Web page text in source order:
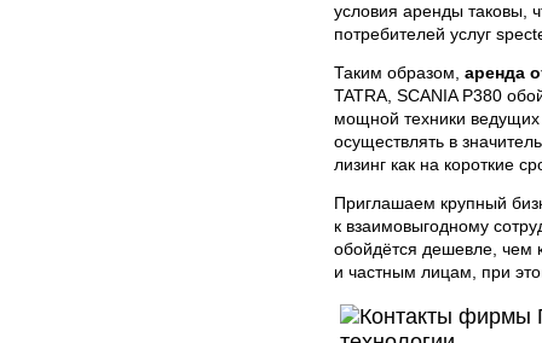
условия аренды таковы,
потребителей услуг
Таким образом, аренда
TATRA, SCANIA P380
мощной техники
осуществлять в
лизинг как на короткие
Приглашаем крупный
к взаимовыгодному
обойдётся дешевле, чем
и частным лицам, при